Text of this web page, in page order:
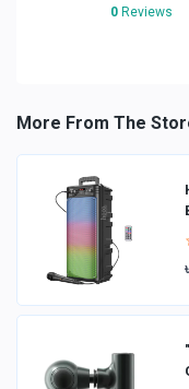
0 Reviews
More From The